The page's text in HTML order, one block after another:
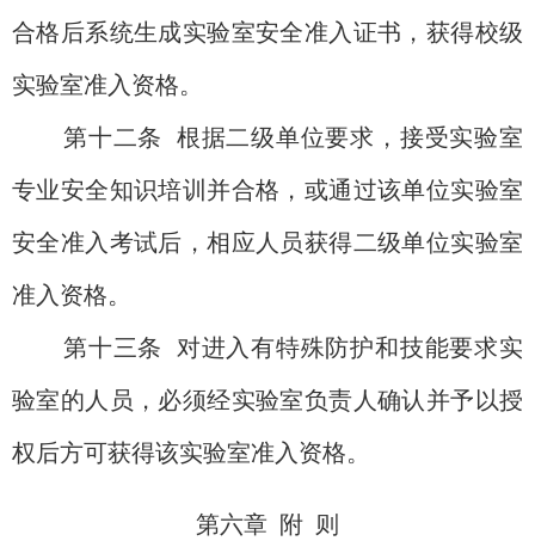
合格后系统生成实验室安全准入证书，获得校级
实验室准入资格。
第十二条
根据二级单位要求，接受实验室
专业安全知识培训并合格，或通过该单位实验室
安全准入考试后，相应人员获得二级单位实验室
准入资格。
第十三条
对进入有特殊防护和技能要求实
验室的人员，必须经实验室负责人确认并予以授
权后方可获得该实验室准入资格。
第六章 附 则